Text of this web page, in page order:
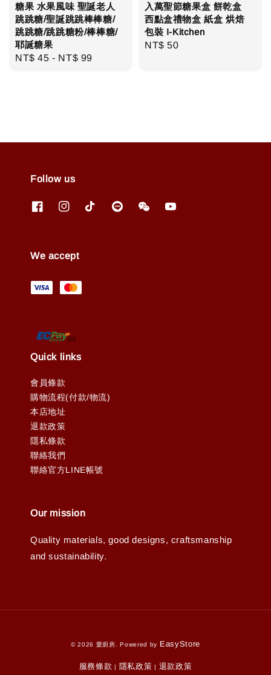
糖果 水果風味 聖誕老人
跳跳糖/聖誕跳跳棒棒糖/
跳跳糖/跳跳糖粉/棒棒糖/
耶誕糖果
Regular
NT$ 45 - NT$ 99
入萬聖節糖果盒 餅乾盒
西點盒禮物盒 紙盒 烘焙
包裝 I-Kitchen
Regular
NT$ 50
Follow us
We accept
Quick links
會員條款
購物流程(付款/物流)
本店地址
退款政策
隱私條款
聯絡我們
聯絡官方LINE帳號
Our mission
Quality materials, good designs, craftsmanship
and sustainability.
© 2026 愛廚房. Powered by EasyStore
服務條款 | 隱私政策 | 退款政策